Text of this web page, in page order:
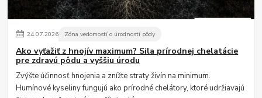
24.07.2026 Zóna vedomostí o úrodností pôdy
Ako vyťažiť z hnojív maximum? Sila prírodnej chelatácie
pre zdravú pôdu a vyššiu úrodu
Zvýšte účinnosť hnojenia a znížte straty živín na minimum.
Humínové kyseliny fungujú ako prírodné chelátory, ktoré udržiavajú